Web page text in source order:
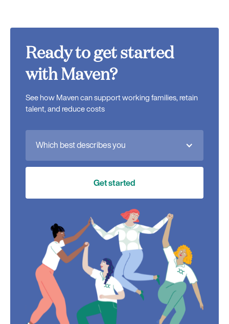
Ready to get started
with Maven?
See how Maven can support working families, retain
talent, and reduce costs
Which best describes you
Get started